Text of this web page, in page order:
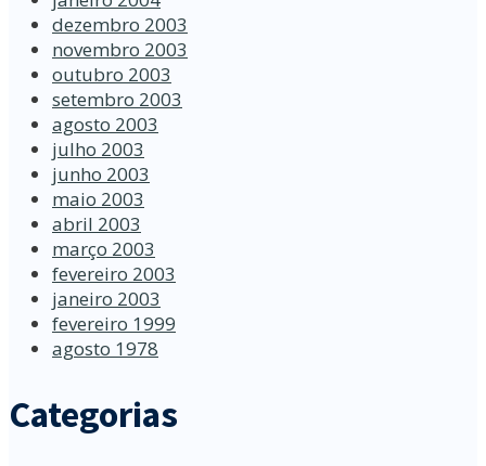
dezembro 2003
novembro 2003
outubro 2003
setembro 2003
agosto 2003
julho 2003
junho 2003
maio 2003
abril 2003
março 2003
fevereiro 2003
janeiro 2003
fevereiro 1999
agosto 1978
Categorias